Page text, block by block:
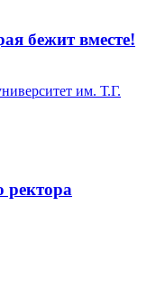
бежит вместе!
им. Т.Г.
ректора